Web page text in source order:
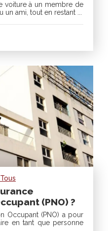
voiture à un membre de
ami, tout en restant ...
Tous
(PNO) ?
Occupant (PNO) a pour
en tant que personne